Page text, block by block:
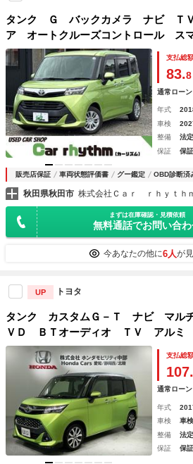
タンク Ｇ バックカメラ ナビ Ｔ
ア オートクルーズコントロール ス
グストップ 電動格納ミラー フルフ
ー ＣＶＴ 盗難防止システム 衝突安
支払総
83.8
通常ローン
年式
車検
整備
法
保証
保
販売店保証 車両状態評価書 グー鑑定 OBD診断済
秋田県秋田市 株式会社Ｃａｒ ｒｈｙｔｈ
まずは在庫確認・見積依頼
無料通話でお問い合
今あなたの他に6人が
UP トヨタ
タンク カスタムＧ－Ｔ ナビ マル
ＶＤ ＢＴオーディオ ＴＶ アルミ
グ ターボ シートヒーター クルコ
ブレーキ ワンオーナー 禁煙 両側
支払総
107.
通常ローン
年式
車検
車
整備
法
保証
保